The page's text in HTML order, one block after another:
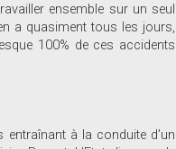
ensemble sur un seul
a quasiment tous les jours,
100% de ces accidents
à la conduite d’un